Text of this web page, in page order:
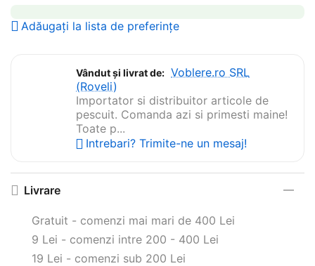
Adăugați la lista de preferințe
Vândut și livrat de: Voblere.ro SRL
(Roveli)
Importator si distribuitor articole de
pescuit. Comanda azi si primesti maine!
Toate p...
Intrebari? Trimite-ne un mesaj!
Livrare
Gratuit - comenzi mai mari de 400 Lei
9 Lei - comenzi intre 200 - 400 Lei
19 Lei - comenzi sub 200 Lei